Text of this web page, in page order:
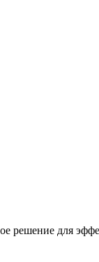
решение для